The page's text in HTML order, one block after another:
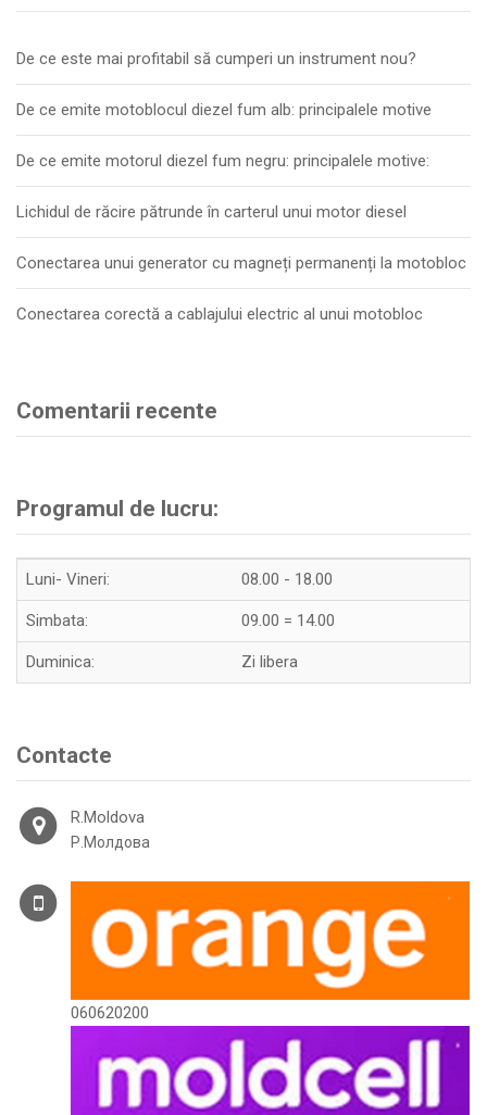
De ce este mai profitabil să cumperi un instrument nou?
De ce emite motoblocul diezel fum alb: principalele motive
De ce emite motorul diezel fum negru: principalele motive:
Lichidul de răcire pătrunde în carterul unui motor diesel
Conectarea unui generator cu magneți permanenți la motobloc
Conectarea corectă a cablajului electric al unui motobloc
Comentarii recente
Programul de lucru:
Luni- Vineri: 08.00 - 18.00
Simbata: 09.00 = 14.00
Duminica: Zi libera
Contacte
R.Moldova
Р.Молдова
060620200